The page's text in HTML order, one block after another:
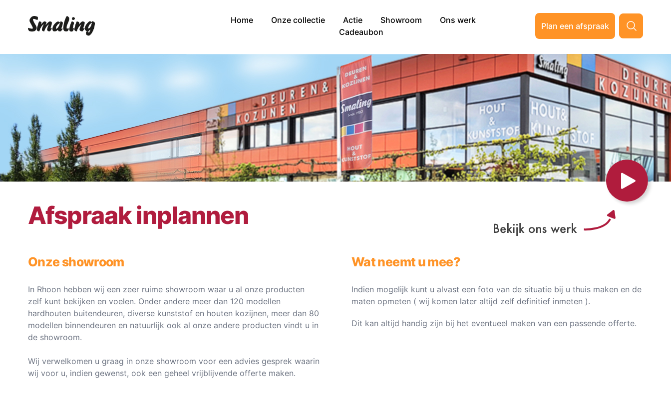
Home Onze collectie Actie Showroom
Ons werk
Cadeaubon
Plan een afspraak
Afspraak inplannen
Onze showroom
In Rhoon hebben wij een zeer ruime showroom waar u al onze producten
zelf kunt bekijken en voelen. Onder andere meer dan 120 modellen
hardhouten buitendeuren, diverse kunststof en houten kozijnen, meer dan 80
modellen binnendeuren en natuurlijk ook al onze andere producten vindt u in
de showroom.
Wij verwelkomen u graag in onze showroom voor een advies gesprek waarin
wij voor u, indien gewenst, ook een geheel vrijblijvende offerte maken.
Wat neemt u mee?
Indien mogelijk kunt u alvast een foto van de situatie bij u thuis maken en de
maten opmeten ( wij komen later altijd zelf definitief inmeten ).
Dit kan altijd handig zijn bij het eventueel maken van een passende offerte.